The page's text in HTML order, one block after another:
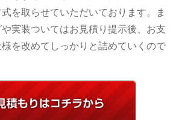
を取らせていただいております。ま
実装ついてはお見積り提示後、お支
を改めてしっかりと詰めていくので